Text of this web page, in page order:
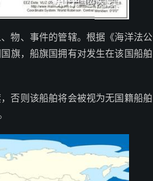
物、事件的管辖。根据《海洋法公
旗，船旗国拥有对发生在该国船舶
否则该船舶将会被视为无国籍船舶